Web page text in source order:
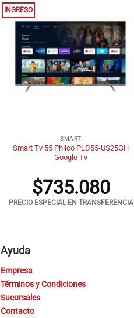
INGRESO
SMART
Smart Tv 55 Philco PLD55-US25GH
Google Tv
$735.080
PRECIO ESPECIAL EN TRANSFERENCIA
Ayuda
Empresa
Términos y Condiciones
Sucursales
Contacto